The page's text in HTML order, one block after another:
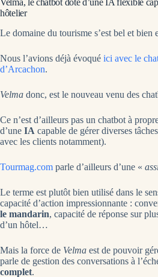
hôtelier
Le domaine du tourisme s’est bel et bien
Nous l’avions déjà évoqué ici avec le
d’Arcachon.
Velma donc, est le nouveau venu des
Ce n’est d’ailleurs pas un chatbot à
d’une IA capable de gérer diverses
avec les clients notamment).
Tourmag.com parle d’ailleurs d’une «
Le terme est plutôt bien utilisé dans le
capacité d’action impressionnante :
le mandarin, capacité de réponse sur
d’un hôtel…
Mais la force de Velma est de pouvoir
parle de gestion des conversations à
complet.